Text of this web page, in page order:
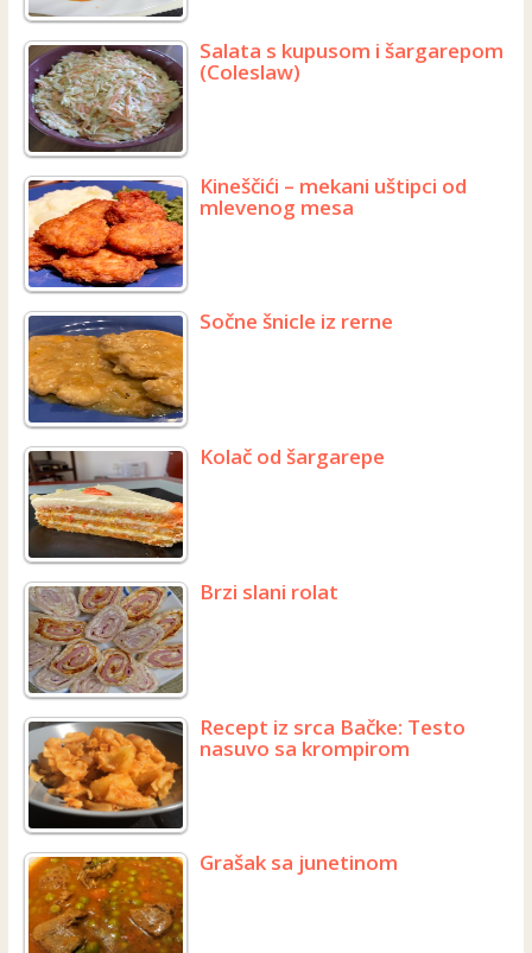
Salata s kupusom i šargarepom
(Coleslaw)
Kineščići – mekani uštipci od
mlevenog mesa
Sočne šnicle iz rerne
Kolač od šargarepe
Brzi slani rolat
Recept iz srca Bačke: Testo
nasuvo sa krompirom
Grašak sa junetinom